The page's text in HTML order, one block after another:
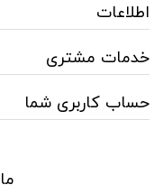
اطلاعات
خدمات مشتری
حساب کاربری شما